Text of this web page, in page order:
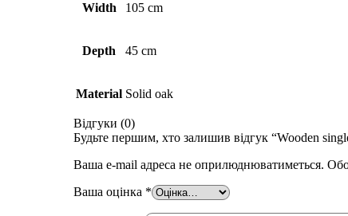
Width 105 cm
Depth 45 cm
Material Solid oak
Відгуки (0)
Будьте першим, хто залишив відгук “Wooden
Ваша e-mail адреса не оприлюднюватиметься.
Ваша оцінка *